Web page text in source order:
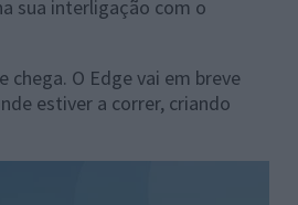
sua interligação com o
O Edge vai em breve
estiver a correr, criando